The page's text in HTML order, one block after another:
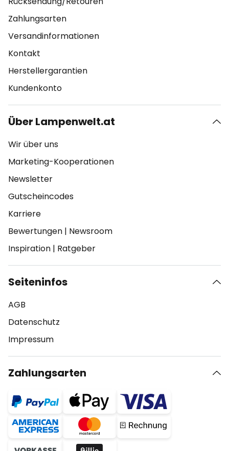
Zahlungsarten
Versandinformationen
Kontakt
Herstellergarantien
Kundenkonto
Über Lampenwelt.at
Wir über uns
Marketing-Kooperationen
Newsletter
Gutscheincodes
Karriere
Bewertungen | Newsroom
Inspiration | Ratgeber
Seiteninfos
AGB
Datenschutz
Impressum
Zahlungsarten